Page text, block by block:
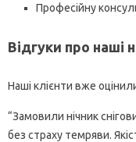
Професійну
Відгуки про наші
Наші клієнти вже
“Замовили нічник
без страху темряви.